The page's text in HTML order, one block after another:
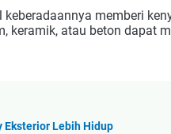
memberi
keramik, atau beton dapat
Eksterior Lebih Hidup